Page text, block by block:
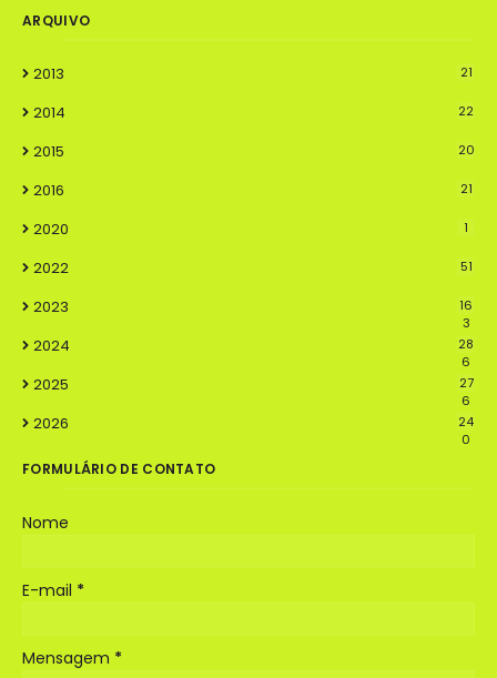
ARQUIVO
2013 21
2014 22
2015 20
2016 21
2020 1
2022 51
2023
16
3
2024
28
6
2025
27
6
2026
24
0
FORMULÁRIO DE CONTATO
Nome
E-mail *
Mensagem *